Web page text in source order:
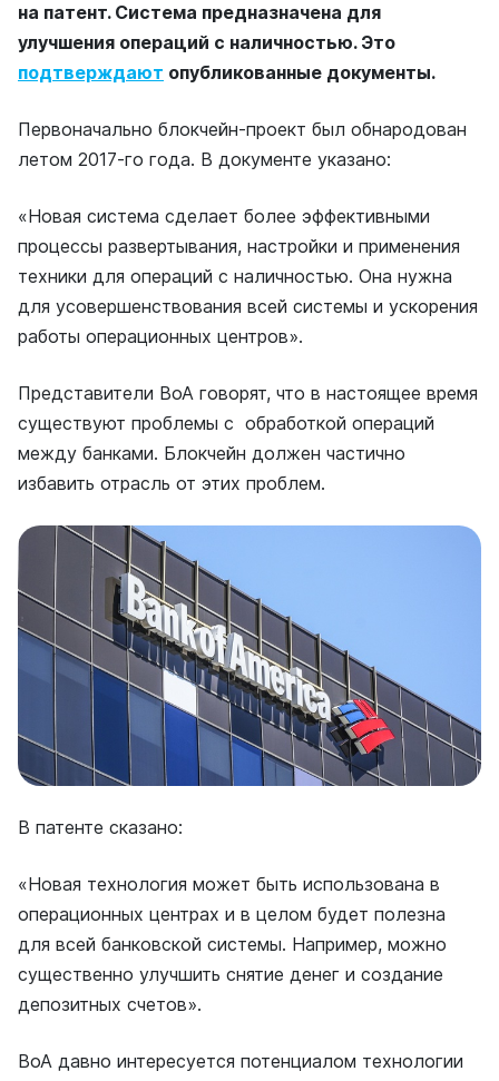
на патент. Система предназначена для
улучшения операций с наличностью. Это
подтверждают опубликованные документы.
Первоначально блокчейн-проект был обнародован
летом 2017-го года. В документе указано:
«Новая система сделает более эффективными
процессы развертывания, настройки и применения
техники для операций с наличностью. Она нужна
для усовершенствования всей системы и ускорения
работы операционных центров».
Представители BoA говорят, что в настоящее время
существуют проблемы с обработкой операций
между банками. Блокчейн должен частично
избавить отрасль от этих проблем.
В патенте сказано:
«Новая технология может быть использована в
операционных центрах и в целом будет полезна
для всей банковской системы. Например, можно
существенно улучшить снятие денег и создание
депозитных счетов».
BoA давно интересуется потенциалом технологии